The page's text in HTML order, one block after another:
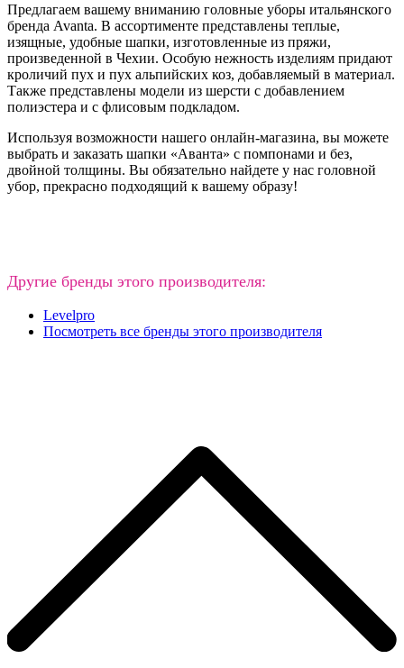
Предлагаем вашему вниманию головные уборы итальянского
бренда Avanta. В ассортименте представлены теплые,
изящные, удобные шапки, изготовленные из пряжи,
произведенной в Чехии. Особую нежность изделиям придают
кроличий пух и пух альпийских коз, добавляемый в материал.
Также представлены модели из шерсти с добавлением
полиэстера и с флисовым подкладом.
Используя возможности нашего онлайн-магазина, вы можете
выбрать и заказать шапки «Аванта» с помпонами и без,
двойной толщины. Вы обязательно найдете у нас головной
убор, прекрасно подходящий к вашему образу!
Другие бренды этого производителя:
Levelpro
Посмотреть все бренды этого производителя